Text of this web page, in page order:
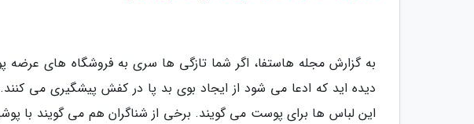
به گزارش مجله هاستفا، اگر شما تازگی ها سری به فروشگاه های عرضه
دیده اید که ادعا می شود از ایجاد بوی بد پا در کفش پیشگیری می
این لباس ها برای پوست می گویند. برخی از شناگران هم می گویند با